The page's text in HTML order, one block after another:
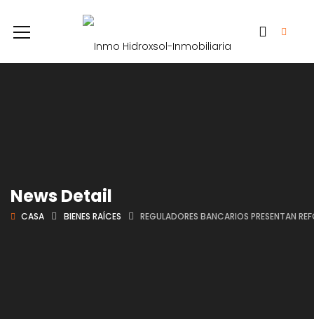
News Detail
CASA BIENES RAÍCES REGULADORES BANCARIOS PRESENTAN